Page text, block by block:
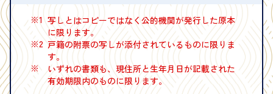
※1 写しとはコピーではなく公的機関が発行した原本
に限ります。
※2 戸籍の附票の写しが添付されているものに限りま
す。
※
いずれの書類も、現住所と生年月日が記載された
有効期限内のものに限ります。